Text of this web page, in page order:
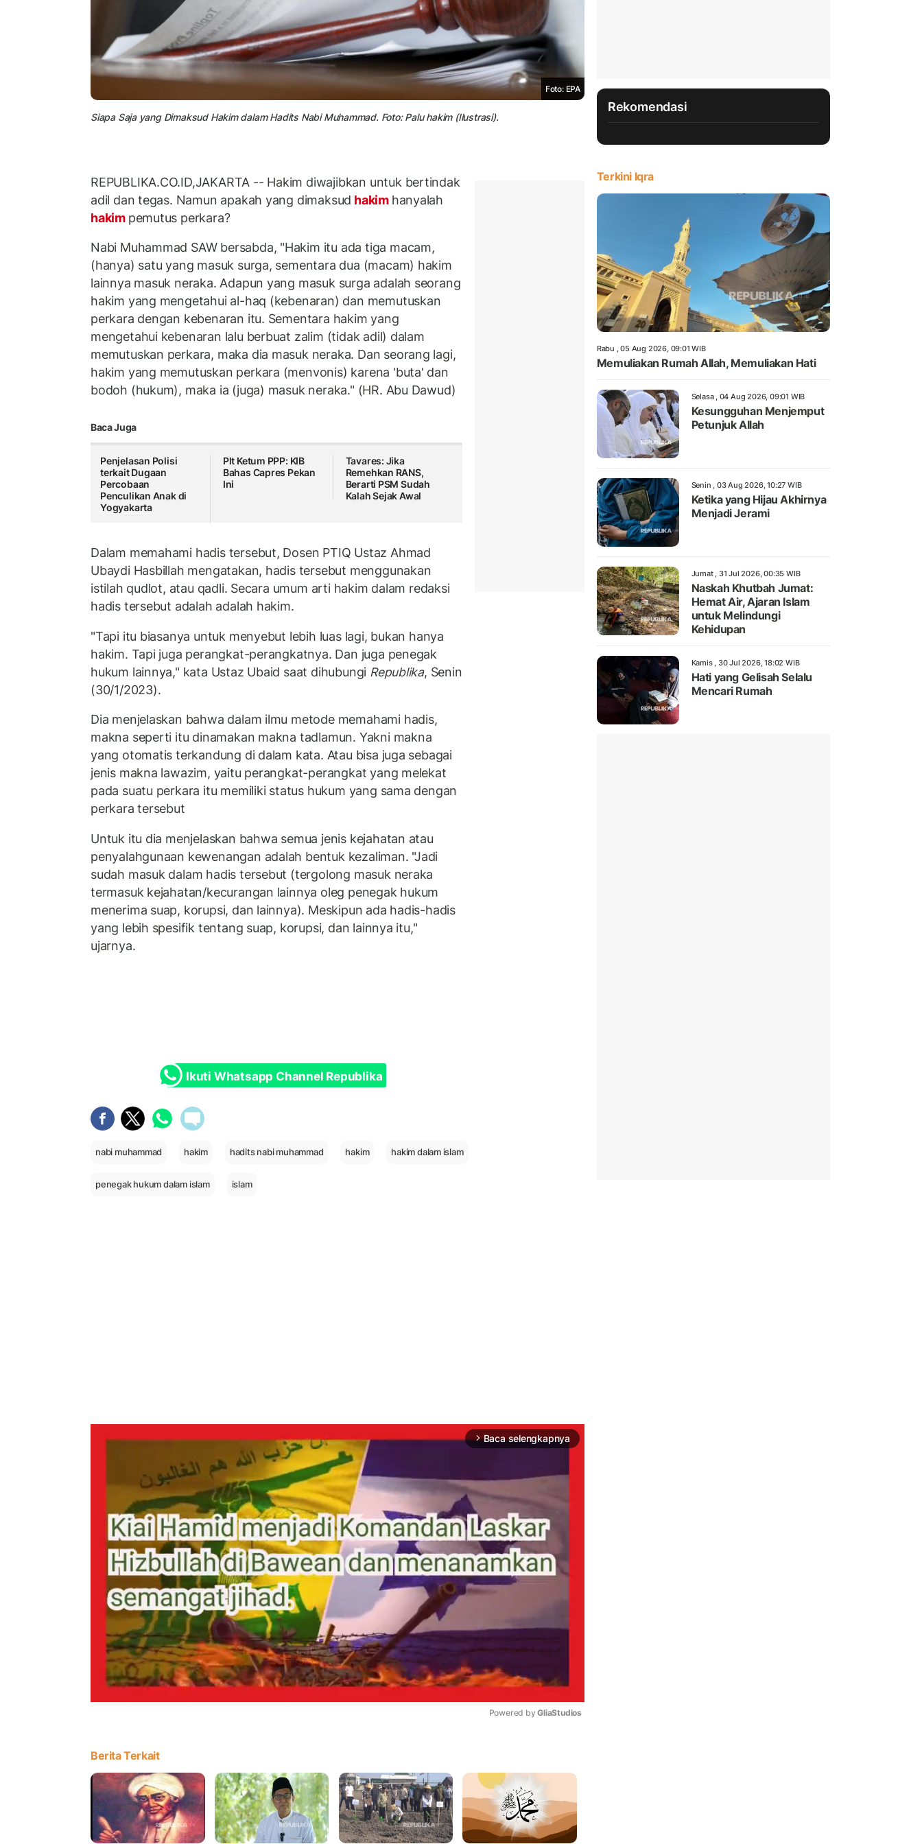
Foto: EPA
Siapa Saja yang Dimaksud Hakim dalam Hadits Nabi Muhammad. Foto: Palu hakim (Ilustrasi).
REPUBLIKA.CO.ID,JAKARTA -- Hakim diwajibkan untuk bertindak
adil dan tegas. Namun apakah yang dimaksud hakim hanyalah
hakim pemutus perkara?
Nabi Muhammad SAW bersabda, "Hakim itu ada tiga macam,
(hanya) satu yang masuk surga, sementara dua (macam) hakim
lainnya masuk neraka. Adapun yang masuk surga adalah seorang
hakim yang mengetahui al-haq (kebenaran) dan memutuskan
perkara dengan kebenaran itu. Sementara hakim yang
mengetahui kebenaran lalu berbuat zalim (tidak adil) dalam
memutuskan perkara, maka dia masuk neraka. Dan seorang lagi,
hakim yang memutuskan perkara (menvonis) karena 'buta' dan
bodoh (hukum), maka ia (juga) masuk neraka." (HR. Abu Dawud)
Baca Juga
Penjelasan Polisi
terkait Dugaan
Percobaan
Penculikan Anak di
Yogyakarta
Plt Ketum PPP: KIB
Bahas Capres Pekan
Ini
Tavares: Jika
Remehkan RANS,
Berarti PSM Sudah
Kalah Sejak Awal
Dalam memahami hadis tersebut, Dosen PTIQ Ustaz Ahmad
Ubaydi Hasbillah mengatakan, hadis tersebut menggunakan
istilah qudlot, atau qadli. Secara umum arti hakim dalam redaksi
hadis tersebut adalah adalah hakim.
"Tapi itu biasanya untuk menyebut lebih luas lagi, bukan hanya
hakim. Tapi juga perangkat-perangkatnya. Dan juga penegak
hukum lainnya," kata Ustaz Ubaid saat dihubungi Republika, Senin
(30/1/2023).
Dia menjelaskan bahwa dalam ilmu metode memahami hadis,
makna seperti itu dinamakan makna tadlamun. Yakni makna
yang otomatis terkandung di dalam kata. Atau bisa juga sebagai
jenis makna lawazim, yaitu perangkat-perangkat yang melekat
pada suatu perkara itu memiliki status hukum yang sama dengan
perkara tersebut
Untuk itu dia menjelaskan bahwa semua jenis kejahatan atau
penyalahgunaan kewenangan adalah bentuk kezaliman. "Jadi
sudah masuk dalam hadis tersebut (tergolong masuk neraka
termasuk kejahatan/kecurangan lainnya oleg penegak hukum
menerima suap, korupsi, dan lainnya). Meskipun ada hadis-hadis
yang lebih spesifik tentang suap, korupsi, dan lainnya itu,"
ujarnya.
Ikuti Whatsapp Channel Republika
nabi muhammad hakim hadits nabi muhammad hakim hakim dalam islam
penegak hukum dalam islam islam
arrow_forward_ios Baca selengkapnya
Powered by GliaStudios
Berita Terkait
Rekomendasi
Terkini Iqra
Rabu , 05 Aug 2026, 09:01 WIB
Memuliakan Rumah Allah, Memuliakan Hati
Selasa , 04 Aug 2026, 09:01 WIB
Kesungguhan Menjemput
Petunjuk Allah
Senin , 03 Aug 2026, 10:27 WIB
Ketika yang Hijau Akhirnya
Menjadi Jerami
Jumat , 31 Jul 2026, 00:35 WIB
Naskah Khutbah Jumat:
Hemat Air, Ajaran Islam
untuk Melindungi
Kehidupan
Kamis , 30 Jul 2026, 18:02 WIB
Hati yang Gelisah Selalu
Mencari Rumah